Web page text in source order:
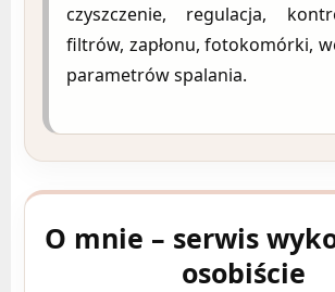
czyszczenie, regulacja,
filtrów, zapłonu, fotokomórki,
parametrów spalania.
O mnie – serwis
osobiście